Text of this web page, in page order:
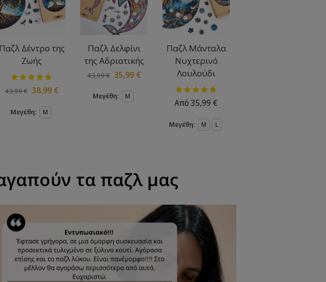
Παζλ Δέντρο της
Ζωής
43,99€ 38,99 €
Μεγέθη: M
Παζλ Δελφίνι
της Αδριατικής
43,99€ 35,99 €
Μεγέθη: M
Παζλ Μάνταλα
Νυχτερινό
Λουλούδι
Από35,99 €
Μεγέθη: M L
τα παζλ μας